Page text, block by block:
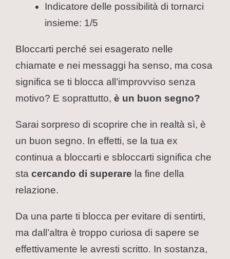
Indicatore delle possibilità di tornarci
insieme: 1/5
Bloccarti perché sei esagerato nelle
chiamate e nei messaggi ha senso, ma cosa
significa se ti blocca all’improvviso senza
motivo? E soprattutto, è un buon segno?
Sarai sorpreso di scoprire che in realtà sì, è
un buon segno. In effetti, se la tua ex
continua a bloccarti e sbloccarti significa che
sta cercando di superare la fine della
relazione.
Da una parte ti blocca per evitare di sentirti,
ma dall’altra è troppo curiosa di sapere se
effettivamente le avresti scritto. In sostanza,